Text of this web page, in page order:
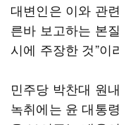
대변인은 이와 관
른바 보고하는 본
시에 주장한 것”이
민주당 박찬대 원
녹취에는 윤 대통